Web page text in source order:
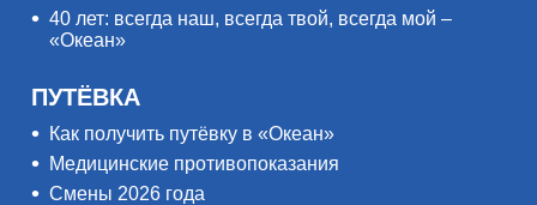
40 лет: всегда наш, всегда твой, всегда мой –
«Океан»
ПУТЁВКА
Как получить путёвку в «Океан»
Медицинские противопоказания
Смены 2026 года